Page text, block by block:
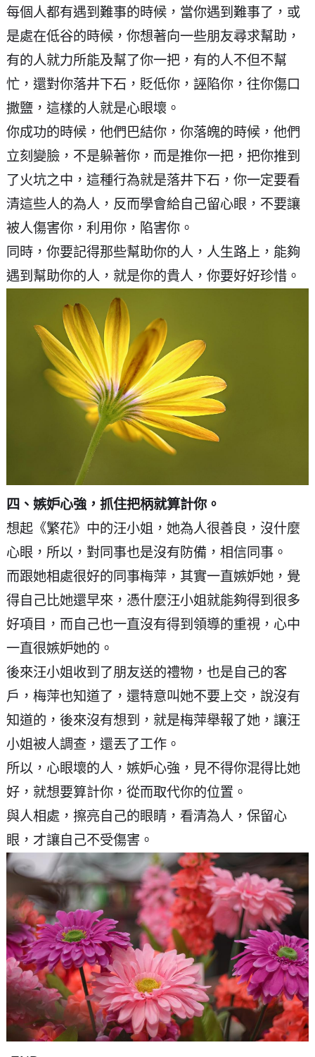
每個人都有遇到難事的時候，當你遇到難事了，或
是處在低谷的時候，你想著向一些朋友尋求幫助，
有的人就力所能及幫了你一把，有的人不但不幫
忙，還對你落井下石，貶低你，誣陷你，往你傷口
撒鹽，這樣的人就是心眼壞。
你成功的時候，他們巴結你，你落魄的時候，他們
立刻變臉，不是躲著你，而是推你一把，把你推到
了火坑之中，這種行為就是落井下石，你一定要看
清這些人的為人，反而學會給自己留心眼，不要讓
被人傷害你，利用你，陷害你。
同時，你要記得那些幫助你的人，人生路上，能夠
遇到幫助你的人，就是你的貴人，你要好好珍惜。
四、嫉妒心強，抓住把柄就算計你。
想起《繁花》中的汪小姐，她為人很善良，沒什麼
心眼，所以，對同事也是沒有防備，相信同事。
而跟她相處很好的同事梅萍，其實一直嫉妒她，覺
得自己比她還早來，憑什麼汪小姐就能夠得到很多
好項目，而自己也一直沒有得到領導的重視，心中
一直很嫉妒她的。
後來汪小姐收到了朋友送的禮物，也是自己的客
戶，梅萍也知道了，還特意叫她不要上交，說沒有
知道的，後來沒有想到，就是梅萍舉報了她，讓汪
小姐被人調查，還丟了工作。
所以，心眼壞的人，嫉妒心強，見不得你混得比她
好，就想要算計你，從而取代你的位置。
與人相處，擦亮自己的眼睛，看清為人，保留心
眼，才讓自己不受傷害。